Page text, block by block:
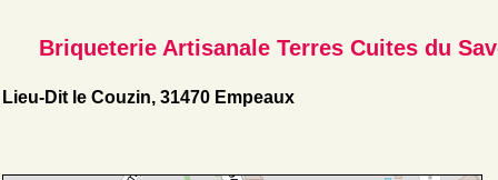
Briqueterie Artisanale Terres Cuites du
Lieu-Dit le Couzin, 31470 Empeaux